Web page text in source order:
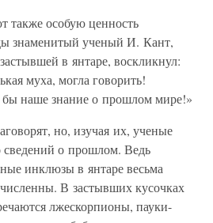
также особую ценность
знаменитый ученый И. Кант,
в янтаре, воскликнул:
муха, могла говорить!
наше знание о прошлом мире!»
но, изучая их, ученые
о прошлом. Ведь
инклюзы в янтаре весьма
В застывших кусочках
лжескорпионы, пауки-